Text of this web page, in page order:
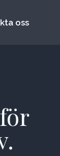
oss